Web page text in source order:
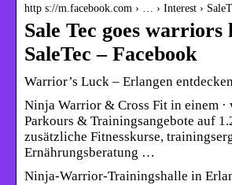
http s://m.facebook.com › … › Interest ›
Sale Tec goes
SaleTec – Facebook
Warrior’s Luck – Erlangen
Ninja Warrior & Cross Fit in einem ·
Parkours & Trainingsangebote auf
zusätzliche Fitnesskurse,
Ernährungsberatung …
Ninja-Warrior-Trainingshalle in